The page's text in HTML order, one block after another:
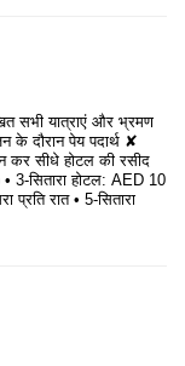
सभी यात्राएं और भ्रमण
दौरान पेय पदार्थ ✘
कर सीधे होटल की रसीद
3-सितारा होटल: AED 10
प्रति रात • 5-सितारा